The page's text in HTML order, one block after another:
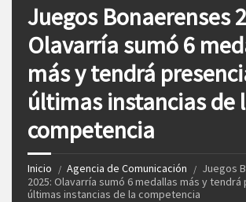
Juegos Bonaerenses
Olavarría sumó 6
más y tendrá
últimas instancias de
competencia
Inicio Agencia de Comunicación
Juegos
2025: Olavarría sumó 6 medallas más y tendrá
últimas instancias de la competencia